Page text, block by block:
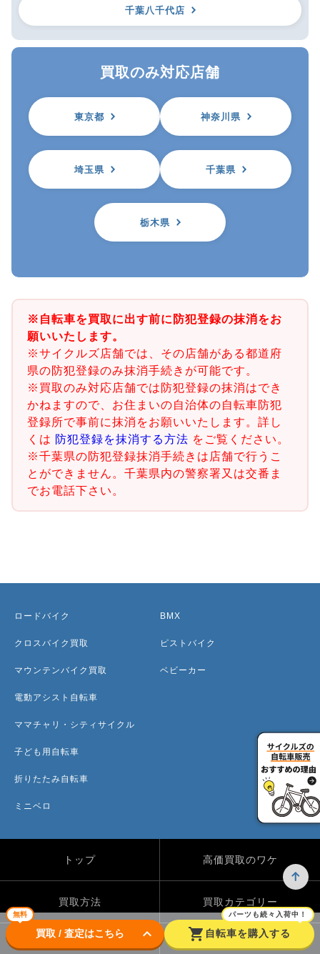
千葉八千代店
買取のみ対応店舗
東京都 神奈川県
埼玉県 千葉県
栃木県
※自転車を買取に出す前に防犯登録の抹消をお
願いいたします。
※サイクルズ店舗では、その店舗がある都道府
県の防犯登録のみ抹消手続きが可能です。
※買取のみ対応店舗では防犯登録の抹消はでき
かねますので、お住まいの自治体の自転車防犯
登録所で事前に抹消をお願いいたします。詳し
くは 防犯登録を抹消する方法 をご覧ください。
※千葉県の防犯登録抹消手続きは店舗で行うこ
とができません。千葉県内の警察署又は交番ま
でお電話下さい。
無料
買取 / 査定はこちら keyboard_arrow_down shopping_cart
パーツも続々入荷中！
自転車を購入する
ロードバイク
クロスバイク買取
マウンテンバイク買取
電動アシスト自転車
ママチャリ・シティサイクル
子ども用自転車
折りたたみ自転車
ミニベロ
BMX
ピストバイク
ベビーカー
トップ 高価買取のワケ
買取方法 買取カテゴリー